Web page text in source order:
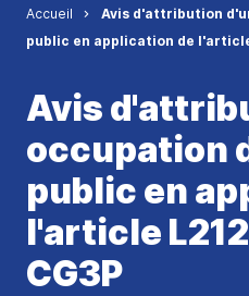
Fil d'Ariane
Accueil
Avis d'attribution
public en application de l'article
Avis
occupation
public en
l'article
CG3P